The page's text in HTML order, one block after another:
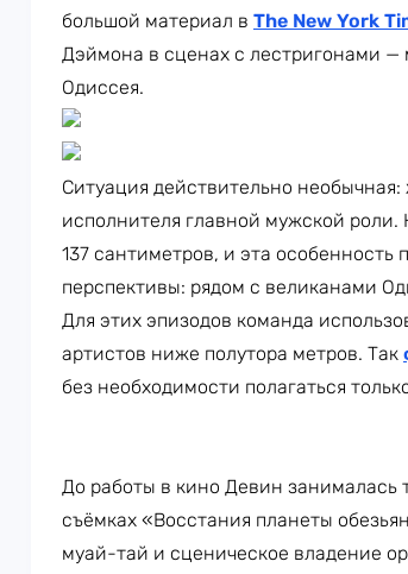
большой материал в The New York
Дэймона в сценах с лестригонами
Одиссея.
Ситуация действительно
исполнителя главной мужской
137 сантиметров, и эта
перспективы: рядом с великанами
Для этих эпизодов команда
артистов ниже полутора метров. Так
без необходимости полагаться
До работы в кино Девин занималась
съёмках «Восстания планеты
муай-тай и сценическое владение